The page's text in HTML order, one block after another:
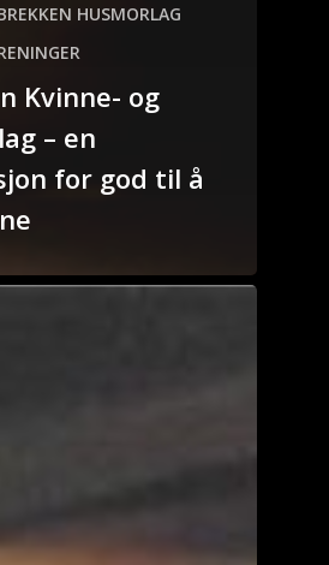
HUSMORLAG
Kvinne- og
– en
for god til å